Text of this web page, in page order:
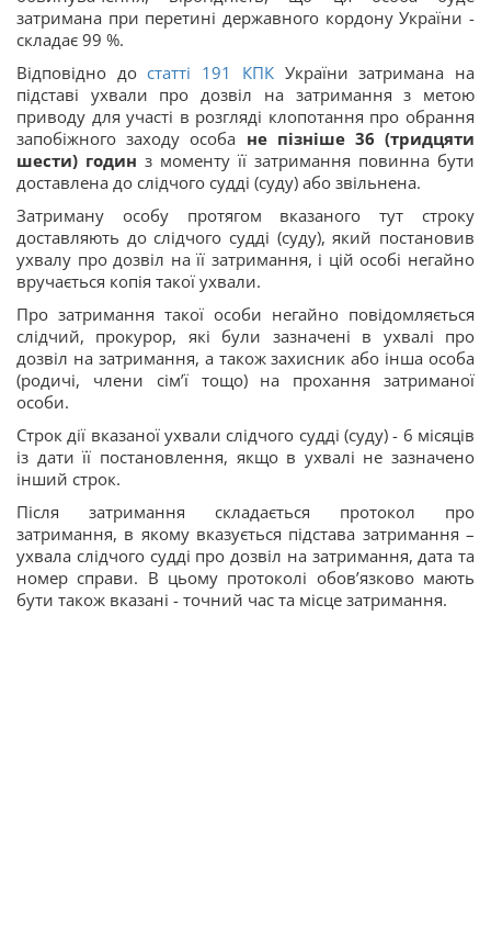
затримана при перетині державного кордону України -
складає 99 %.
Відповідно достатті 191 КПКУкраїни затримана на
підставі ухвали про дозвіл на затримання з метою
приводу для участі в розгляді клопотання про обрання
запобіжного заходу особа не пізніше 36 (тридцяти
шести) годин з моменту її затримання повинна бути
доставлена до слідчого судді (суду) або звільнена.
Затриману особу протягом вказаного тут строку
доставляють до слідчого судді (суду), який постановив
ухвалу про дозвіл на її затримання, і цій особі негайно
вручається копія такої ухвали.
Про затримання такої особи негайно повідомляється
слідчий, прокурор, які були зазначені в ухвалі про
дозвіл на затримання, а також захисник або інша особа
(родичі, члени сім’ї тощо) на прохання затриманої
особи.
Строк дії вказаної ухвали слідчого судді (суду) - 6 місяців
із дати її постановлення, якщо в ухвалі не зазначено
інший строк.
Після затримання складається протокол про
затримання, в якому вказується підстава затримання –
ухвала слідчого судді про дозвіл на затримання, дата та
номер справи. В цьому протоколі обовʼязково мають
бути також вказані - точний час та місце затримання.